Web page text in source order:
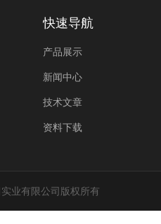
快速导航
产品展示
新闻中心
技术文章
资料下载
业有限公司版权所有